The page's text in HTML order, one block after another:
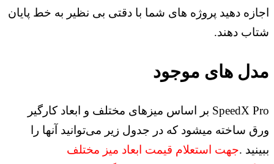
اجازه دهید پروژه های شما با دقتی بی نظیر به خط پایان
شتاب دهند.
مدل های موجود
SpeedX Pro بر اساس میزهای مختلف و ابعاد کارگیر
ورق ساخته میشود که در جدول زیر می‌توانید آنها را
ببینید .جهت استعلام قیمت ابعاد میز مختلف